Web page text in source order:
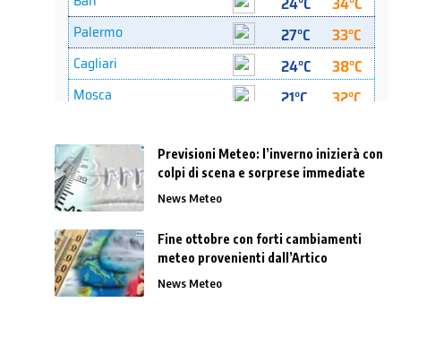
Previsioni Meteo: l’inverno inizierà con
colpi di scena e sorprese immediate
News Meteo
Fine ottobre con forti cambiamenti
meteo provenienti dall’Artico
News Meteo